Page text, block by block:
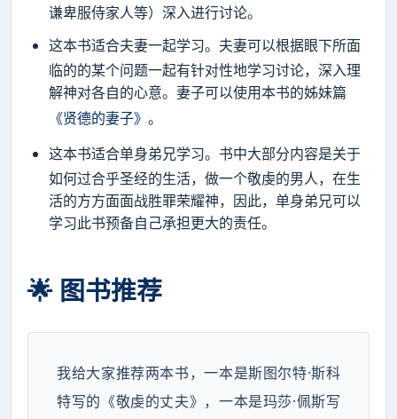
谦卑服侍家人等）深入进行讨论。
这本书适合夫妻一起学习。夫妻可以根据眼下所面
临的的某个问题一起有针对性地学习讨论，深入理
解神对各自的心意。妻子可以使用本书的姊妹篇
《贤德的妻子》 。
这本书适合单身弟兄学习。书中大部分内容是关于
如何过合乎圣经的生活，做一个敬虔的男人，在生
活的方方面面战胜罪荣耀神，因此，单身弟兄可以
学习此书预备自己承担更大的责任。
🌟 图书推荐
我给大家推荐两本书，一本是斯图尔特·斯科
特写的《敬虔的丈夫》，一本是玛莎·佩斯写